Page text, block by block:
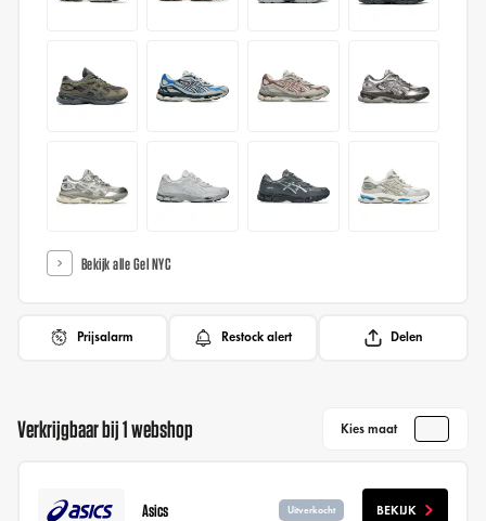
Bekijk alle Gel NYC
Prijsalarm Restock alert Delen
Verkrijgbaar bij 1 webshop Kies maat
Asics Uitverkocht BEKIJK